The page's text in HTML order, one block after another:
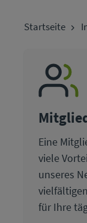
Startseite
Eine
viele
unseres
für Ihre